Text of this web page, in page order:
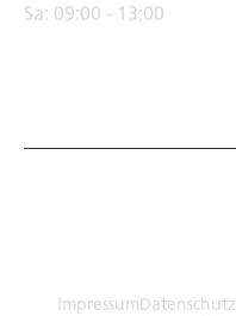
Sa: 09:00 - 13:00
ImpressumDatenschutz